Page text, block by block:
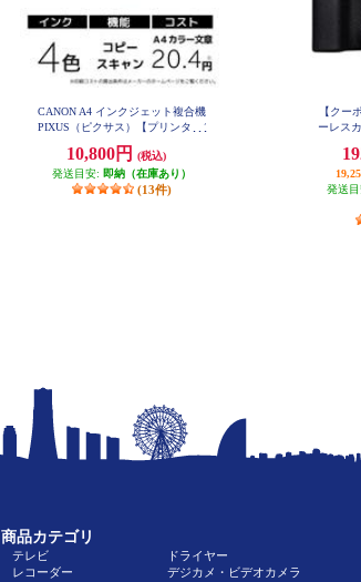
CANON A4 インクジェット複合機
PIXUS（ピクサス）【プリンター/
ク】 PIXUSTS5430PK
10,800円
(税込)
発送目安: 即納（在庫あり）
(13件)
【クー
ーレス
発送目
商品カテゴリ
テレビ
レコーダー
ドライヤー
デジカメ・ビデオカメラ